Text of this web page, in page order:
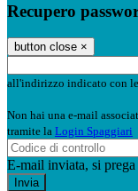
Recupero
button close ×
all'indirizzo indicato con
Non hai una e-mail
tramite la Login Spaggiari
E-mail inviata, si